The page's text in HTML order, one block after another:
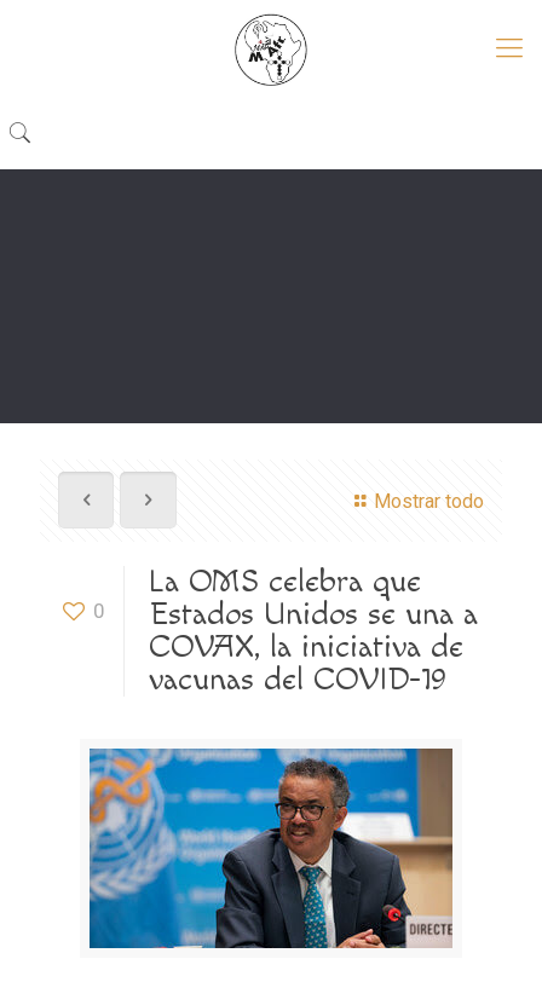
Mostrar todo
0
La OMS celebra que
Estados Unidos se una a
COVAX, la iniciativa de
vacunas del COVID-19